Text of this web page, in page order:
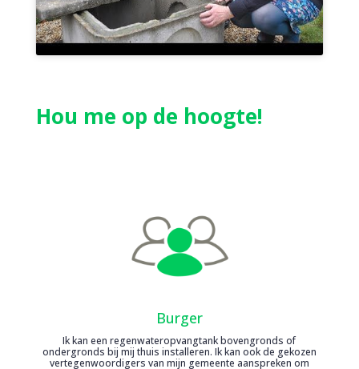
Hou me op de hoogte!
Burger
Ik kan een regenwateropvangtank bovengronds of
ondergronds bij mij thuis installeren. Ik kan ook de gekozen
vertegenwoordigers van mijn gemeente aanspreken om